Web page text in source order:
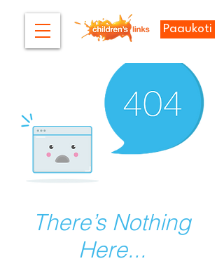
Paaukoti
There’s Nothing
Here...